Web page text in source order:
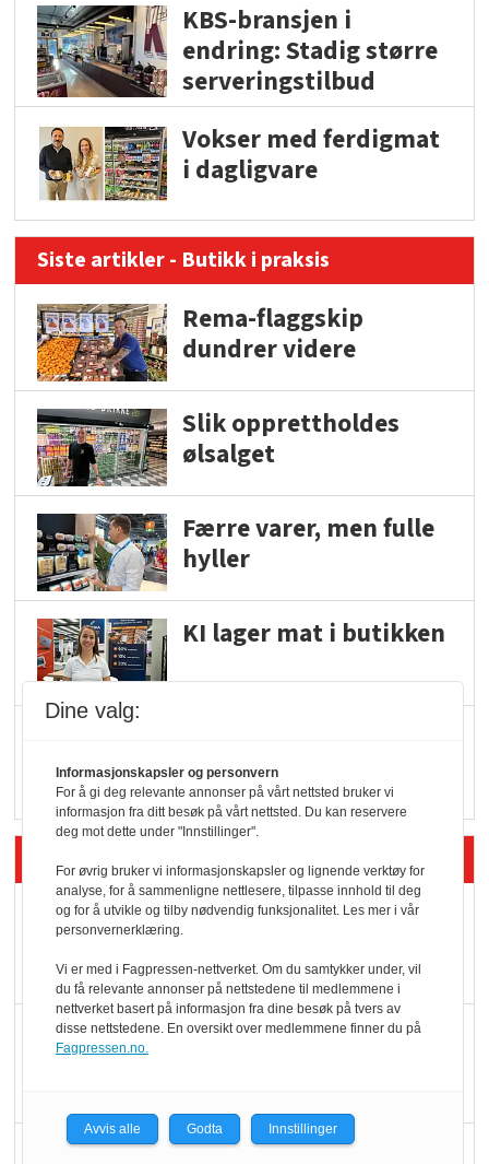
KBS-bransjen i
endring: Stadig større
serveringstilbud
Vokser med ferdigmat
i dagligvare
Siste artikler - Butikk i praksis
Rema-flaggskip
dundrer videre
Slik opprettholdes
ølsalget
Færre varer, men fulle
hyller
KI lager mat i butikken
Rema i 2025
Siste artikler - Økologisk
Kolonihagens norske
melkemangel
Marit Kolby vant
Blir enklere å velge
Dine valg:
Informasjonskapsler og personvern
For å gi deg relevante annonser på vårt nettsted bruker vi
informasjon fra ditt besøk på vårt nettsted. Du kan reservere
deg mot dette under "Innstillinger".
For øvrig bruker vi informasjonskapsler og lignende verktøy for
analyse, for å sammenligne nettlesere, tilpasse innhold til deg
og for å utvikle og tilby nødvendig funksjonalitet. Les mer i vår
personvernerklæring.
Vi er med i Fagpressen-nettverket. Om du samtykker under, vil
du få relevante annonser på nettstedene til medlemmene i
nettverket basert på informasjon fra dine besøk på tvers av
disse nettstedene. En oversikt over medlemmene finner du på
Fagpressen.no.
Avvis alle Godta Innstillinger